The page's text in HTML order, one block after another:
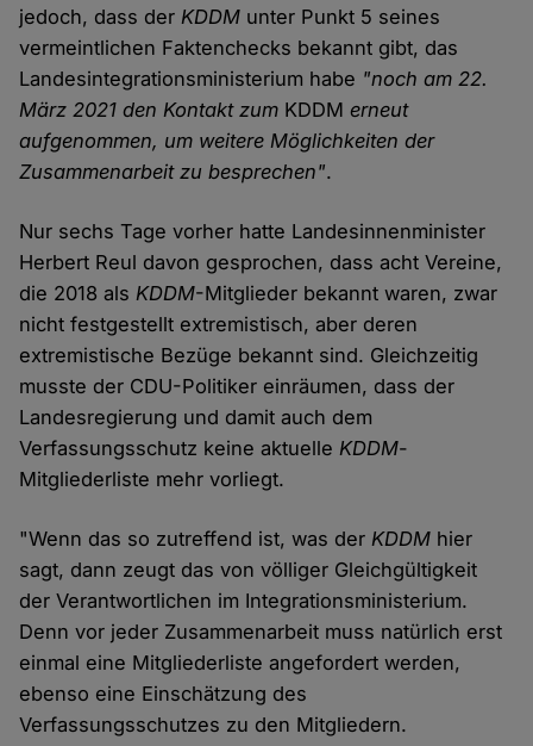
jedoch, dass derKDDM unter Punkt 5 seines
vermeintlichen Faktenchecks bekannt gibt, das
Landesintegrationsministerium habe "noch am 22.
März 2021 den Kontakt zum KDDM erneut
aufgenommen, um weitere Möglichkeiten der
Zusammenarbeit zu besprechen".
Nur sechs Tage vorher hatte Landesinnenminister
Herbert Reul davon gesprochen, dass acht Vereine,
die 2018 alsKDDM-Mitglieder bekannt waren, zwar
nicht festgestellt extremistisch, aber deren
extremistische Bezüge bekannt sind. Gleichzeitig
musste der CDU-Politiker einräumen, dass der
Landesregierung und damit auch dem
Verfassungsschutz keine aktuelle KDDM-
Mitgliederliste mehr vorliegt.
"Wenn das so zutreffend ist, was derKDDM hier
sagt, dann zeugt das von völliger Gleichgültigkeit
der Verantwortlichen im Integrationsministerium.
Denn vor jeder Zusammenarbeit muss natürlich erst
einmal eine Mitgliederliste angefordert werden,
ebenso eine Einschätzung des
Verfassungsschutzes zu den Mitgliedern.